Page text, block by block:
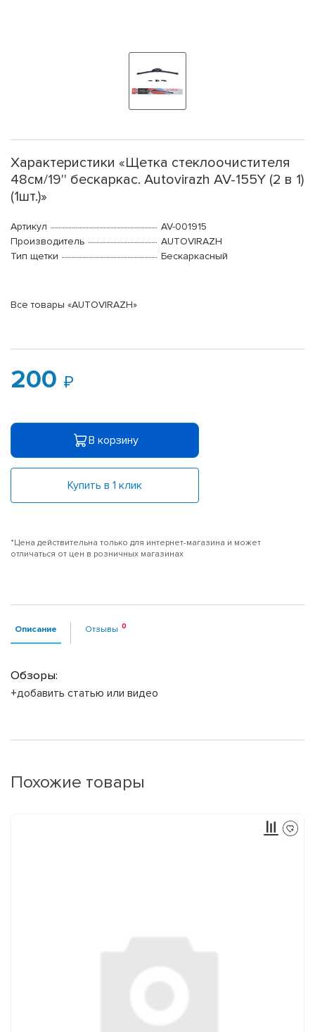
Характеристики «Щетка стеклоочистителя
48см/19'' бескаркас. Autovirazh AV-155Y (2 в 1)
(1шт.)»
Артикул
AV-001915
Производитель
AUTOVIRAZH
Тип щетки
Бескаркасный
Все товары «AUTOVIRAZH»
200
В корзину
Купить в 1 клик
*Цена действительна только для интернет-магазина и может
отличаться от цен в розничных магазинах
Описание Отзывы
Обзоры:
+добавить статью или видео
Похожие товары